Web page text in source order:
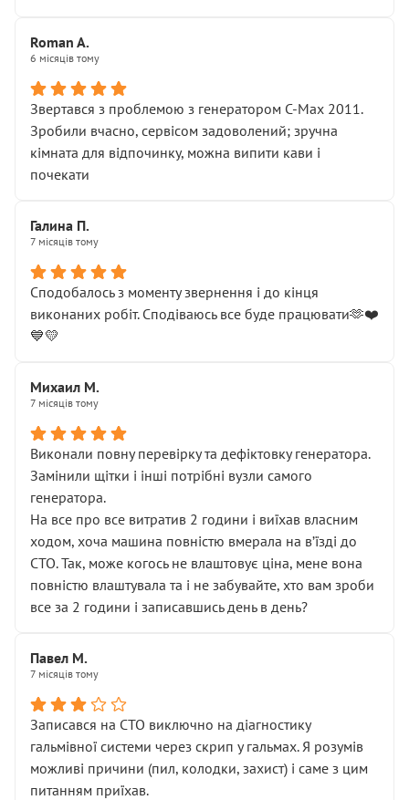
Roman A.
6 місяців тому
Звертався з проблемою з генератором C-Max 2011.
Зробили вчасно, сервісом задоволений; зручна
кімната для відпочинку, можна випити кави і
почекати
Галина П.
7 місяців тому
Сподобалось з моменту звернення і до кінця
виконаних робіт. Сподіваюсь все буде працювати🫶❤️
💙💛
Михаил М.
7 місяців тому
Виконали повну перевірку та дефіктовку генератора.
Замінили щітки і інші потрібні вузли самого
генератора.
На все про все витратив 2 години і виїхав власним
ходом, хоча машина повністю вмерала на вʼїзді до
СТО. Так, може когось не влаштовує ціна, мене вона
повністю влаштувала та і не забувайте, хто вам зроби
все за 2 години і записавшись день в день?
Павел М.
7 місяців тому
Записався на СТО виключно на діагностику
гальмівної системи через скрип у гальмах. Я розумів
можливі причини (пил, колодки, захист) і саме з цим
питанням приїхав.